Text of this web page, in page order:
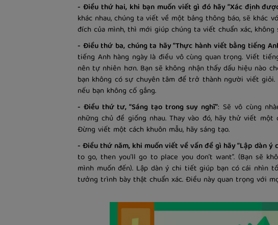
- Điều thứ hai, khi bạn muốn viết gì đó hãy “Xác định
khác nhau, chúng ta viết về một bảng thông báo, sẽ khác
đích của mình, thì mới giúp chúng ta viết chuẩn xác,
- Điều thứ ba, chúng ta hãy “Thực hành viết bằng tiếng
tiếng Anh hàng ngày là điều vô cùng quan trọng. Viết
nên tự nhiên hơn. Bạn sẽ không nhận thấy dấu hiệu nào
bạn không có sự chuyên tâm để trở thành người viết
nếu bạn không cố gắng.
- Điều thứ tư, “Sáng tạo trong suy nghĩ”: Sẽ vô cùng
những chủ đề giống nhau. Thay vào đó, hãy thử viết
Đừng viết một cách khuôn mẫu, hãy sáng tạo.
- Điều thứ năm, khi muốn viết về vấn đề gì hãy “Lập dàn ý
to go, then you’ll go to place you don’t want”. (Bạn sẽ
mình muốn đến). Lập dàn ý chi tiết giúp bạn có cái nhìn
tưởng trình bày thật chuẩn xác. Điều này quan trọng với